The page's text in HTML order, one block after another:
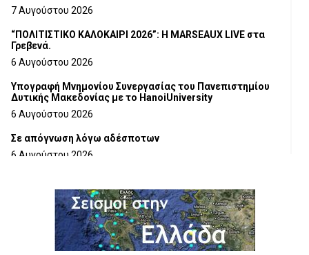
7 Αυγούστου 2026
“ΠΟΛΙΤΙΣΤΙΚΟ ΚΑΛΟΚΑΙΡΙ 2026”: Η MARSEAUX LIVE στα
Γρεβενά.
6 Αυγούστου 2026
Υπογραφή Μνημονίου Συνεργασίας του Πανεπιστημίου
Δυτικής Μακεδονίας με το HanoiUniversity
6 Αυγούστου 2026
Σε απόγνωση λόγω αδέσποτων
6 Αυγούστου 2026
6 Αυγούστου 2026
Ολοκληρώνεται η ασφαλτόστρωση της οδού Περιβόλι –
6 Αυγούστου 2026